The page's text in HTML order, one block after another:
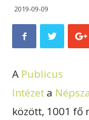
2019-09-09
A Publicus
Intézeta
között, 1001 fő